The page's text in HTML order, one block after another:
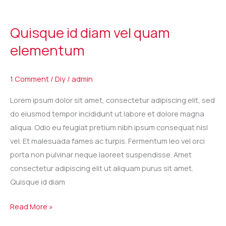
Quisque id diam vel quam
elementum
1 Comment / Diy / admin
Lorem ipsum dolor sit amet, consectetur adipiscing elit, sed
do eiusmod tempor incididunt ut labore et dolore magna
aliqua. Odio eu feugiat pretium nibh ipsum consequat nisl
vel. Et malesuada fames ac turpis. Fermentum leo vel orci
porta non pulvinar neque laoreet suspendisse. Amet
consectetur adipiscing elit ut aliquam purus sit amet.
Quisque id diam
diam
vel
Read More »